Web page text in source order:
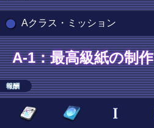
Aクラス・ミッション
A-1：最高級紙の制作
報酬